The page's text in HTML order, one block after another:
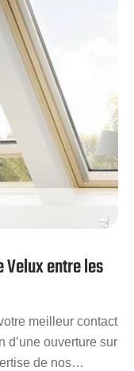
coût.
Velux entre les
meilleur contact
d’une ouverture sur
de nos